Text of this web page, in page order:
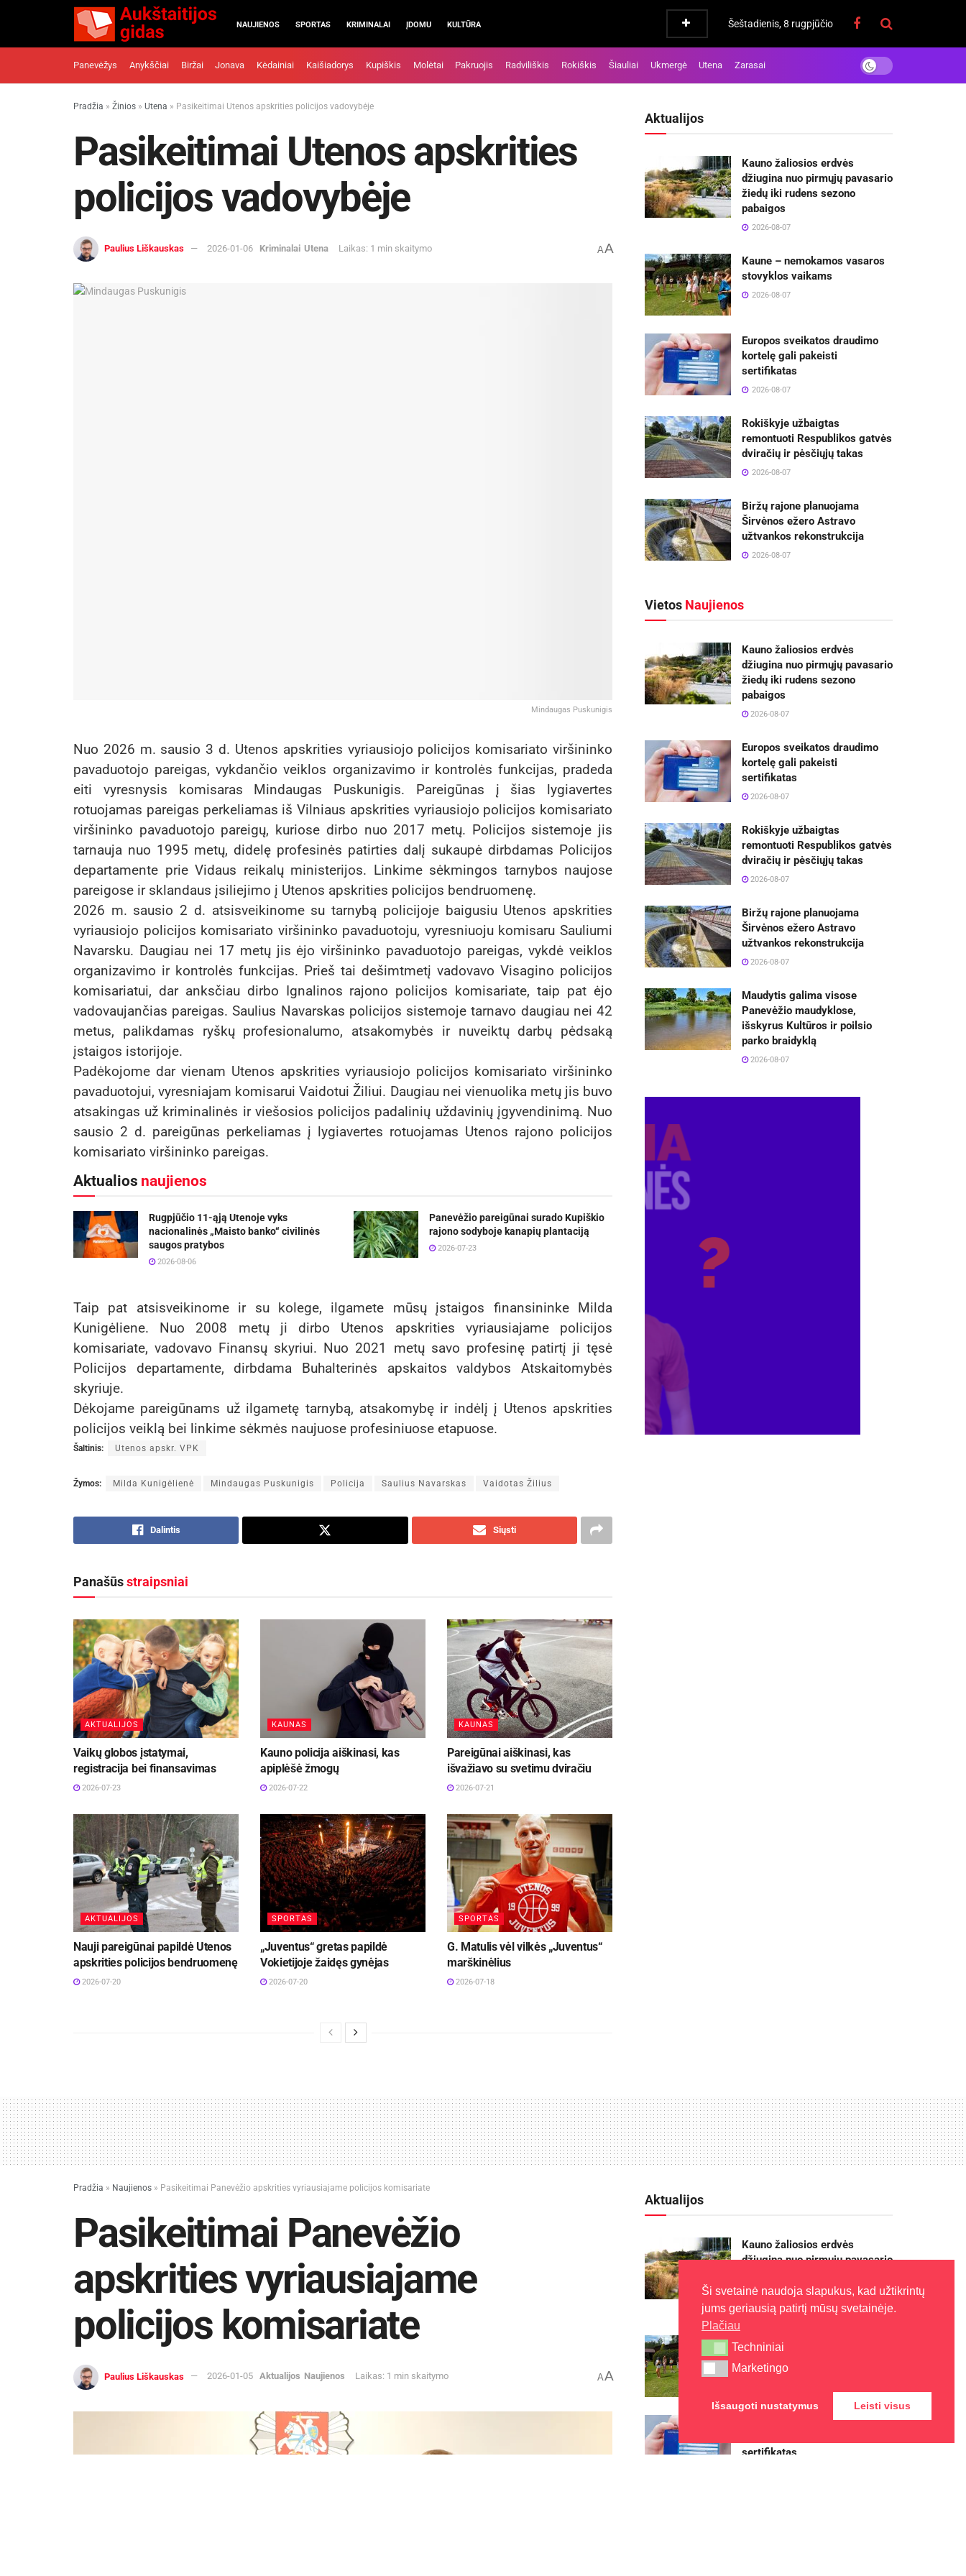
NAUJIENOS SPORTAS KRIMINALAI ĮDOMU KULTŪRA Šeštadienis, 8 rugpjūčio
Panevėžys Anykščiai Biržai Jonava Kėdainiai Kaišiadorys Kupiškis Molėtai Pakruojis Radviliškis Rokiškis Šiauliai Ukmergė Utena Zarasai
Pradžia » Žinios » Utena » Pasikeitimai Utenos apskrities policijos vadovybėje
Pasikeitimai Utenos apskrities
policijos vadovybėje
Paulius Liškauskas 2026-01-06 Kriminalai Utena Laikas: 1 min skaitymo AA
Mindaugas Puskunigis
Nuo 2026 m. sausio 3 d. Utenos apskrities vyriausiojo policijos komisariato viršininko
pavaduotojo pareigas, vykdančio veiklos organizavimo ir kontrolės funkcijas, pradeda
eiti vyresnysis komisaras Mindaugas Puskunigis. Pareigūnas į šias lygiavertes
rotuojamas pareigas perkeliamas iš Vilniaus apskrities vyriausiojo policijos komisariato
viršininko pavaduotojo pareigų, kuriose dirbo nuo 2017 metų. Policijos sistemoje jis
tarnauja nuo 1995 metų, didelę profesinės patirties dalį sukaupė dirbdamas Policijos
departamente prie Vidaus reikalų ministerijos. Linkime sėkmingos tarnybos naujose
pareigose ir sklandaus įsiliejimo į Utenos apskrities policijos bendruomenę.
2026 m. sausio 2 d. atsisveikinome su tarnybą policijoje baigusiu Utenos apskrities
vyriausiojo policijos komisariato viršininko pavaduotoju, vyresniuoju komisaru Sauliumi
Navarsku. Daugiau nei 17 metų jis ėjo viršininko pavaduotojo pareigas, vykdė veiklos
organizavimo ir kontrolės funkcijas. Prieš tai dešimtmetį vadovavo Visagino policijos
komisariatui, dar anksčiau dirbo Ignalinos rajono policijos komisariate, taip pat ėjo
vadovaujančias pareigas. Saulius Navarskas policijos sistemoje tarnavo daugiau nei 42
metus, palikdamas ryškų profesionalumo, atsakomybės ir nuveiktų darbų pėdsaką
įstaigos istorijoje.
Padėkojome dar vienam Utenos apskrities vyriausiojo policijos komisariato viršininko
pavaduotojui, vyresniajam komisarui Vaidotui Žiliui. Daugiau nei vienuolika metų jis buvo
atsakingas už kriminalinės ir viešosios policijos padalinių uždavinių įgyvendinimą. Nuo
sausio 2 d. pareigūnas perkeliamas į lygiavertes rotuojamas Utenos rajono policijos
komisariato viršininko pareigas.
Aktualios naujienos
Rugpjūčio 11-ąją Utenoje vyks
nacionalinės „Maisto banko“ civilinės
saugos pratybos
2026-08-06
Panevėžio pareigūnai surado Kupiškio
rajono sodyboje kanapių plantaciją
2026-07-23
Taip pat atsisveikinome ir su kolege, ilgamete mūsų įstaigos finansininke Milda
Kunigėliene. Nuo 2008 metų ji dirbo Utenos apskrities vyriausiajame policijos
komisariate, vadovavo Finansų skyriui. Nuo 2021 metų savo profesinę patirtį ji tęsė
Policijos departamente, dirbdama Buhalterinės apskaitos valdybos Atskaitomybės
skyriuje.
Dėkojame pareigūnams už ilgametę tarnybą, atsakomybę ir indėlį į Utenos apskrities
policijos veiklą bei linkime sėkmės naujuose profesiniuose etapuose.
Šaltinis: Utenos apskr. VPK
Žymos: Milda Kunigėlienė Mindaugas Puskunigis Policija Saulius Navarskas Vaidotas Žilius
Dalintis Siųsti
Panašūsstraipsniai
AKTUALIJOS
Vaikų globos įstatymai,
registracija bei finansavimas
2026-07-23
KAUNAS
Kauno policija aiškinasi, kas
apiplėšė žmogų
2026-07-22
KAUNAS
Pareigūnai aiškinasi, kas
išvažiavo su svetimu dviračiu
2026-07-21
AKTUALIJOS
Nauji pareigūnai papildė Utenos
apskrities policijos bendruomenę
2026-07-20
SPORTAS
„Juventus“ gretas papildė
Vokietijoje žaidęs gynėjas
2026-07-20
SPORTAS
G. Matulis vėl vilkės „Juventus“
marškinėlius
2026-07-18
Aktualijos
Kauno žaliosios erdvės
džiugina nuo pirmųjų pavasario
žiedų iki rudens sezono
pabaigos
2026-08-07
Kaune – nemokamos vasaros
stovyklos vaikams
2026-08-07
Europos sveikatos draudimo
kortelę gali pakeisti
sertifikatas
2026-08-07
Rokiškyje užbaigtas
remontuoti Respublikos gatvės
dviračių ir pėsčiųjų takas
2026-08-07
Biržų rajone planuojama
Širvėnos ežero Astravo
užtvankos rekonstrukcija
2026-08-07
Vietos Naujienos
Kauno žaliosios erdvės
džiugina nuo pirmųjų pavasario
žiedų iki rudens sezono
pabaigos
2026-08-07
Europos sveikatos draudimo
kortelę gali pakeisti
sertifikatas
2026-08-07
Rokiškyje užbaigtas
remontuoti Respublikos gatvės
dviračių ir pėsčiųjų takas
2026-08-07
Biržų rajone planuojama
Širvėnos ežero Astravo
užtvankos rekonstrukcija
2026-08-07
Maudytis galima visose
Panevėžio maudyklose,
išskyrus Kultūros ir poilsio
parko braidyklą
2026-08-07
Pradžia » Naujienos » Pasikeitimai Panevėžio apskrities vyriausiajame policijos komisariate
Pasikeitimai Panevėžio
apskrities vyriausiajame
policijos komisariate
Paulius Liškauskas 2026-01-05 Aktualijos Naujienos Laikas: 1 min skaitymo AA
Aktualijos
Kauno žaliosios erdvės
džiugina nuo pirmųjų pavasario
pabaigos
2026-08-07
Kaune – nemokamos vasaros
2026-08-07
Europos sveikatos draudimo
sertifikatas
Ši svetainė naudoja slapukus, kad užtikrintų
jums geriausią patirtį mūsų svetainėje.
Plačiau
Techniniai
Techniniai
Marketingo
Marketingo
Išsaugoti nustatymus Leisti visus